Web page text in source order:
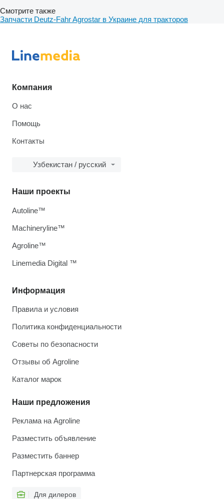
Смотрите также
Запчасти Deutz-Fahr Agrostar в Украине для тракторов
Компания
О нас
Помощь
Контакты
Узбекистан / русский
Информация
Правила и условия
Политика конфиденциальности
Советы по безопасности
Отзывы об Agroline
Каталог марок
Наши предложения
Реклама на Agroline
Разместить объявление
Разместить баннер
Партнерская программа
Для дилеров
Наши проекты
Autoline™
Machineryline™
Agroline™
Linemedia Digital ™